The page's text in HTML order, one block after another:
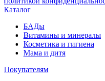
Каталог
БАДы
Витамины и минералы
Косметика и гигиена
Мама и дитя
Покупателям